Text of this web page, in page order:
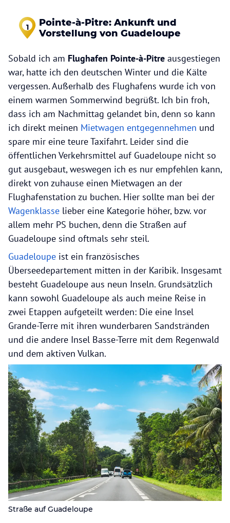
1
Pointe-à-Pitre: Ankunft und
Vorstellung von Guadeloupe
Straße auf Guadeloupe
Sobald ich am Flughafen Pointe-à-Pitre ausgestiegen
war, hatte ich den deutschen Winter und die Kälte
vergessen. Außerhalb des Flughafens wurde ich von
einem warmen Sommerwind begrüßt. Ich bin froh,
dass ich am Nachmittag gelandet bin, denn so kann
ich direkt meinen Mietwagen entgegennehmen und
spare mir eine teure Taxifahrt. Leider sind die
öffentlichen Verkehrsmittel auf Guadeloupe nicht so
gut ausgebaut, weswegen ich es nur empfehlen kann,
direkt von zuhause einen Mietwagen an der
Flughafenstation zu buchen. Hier sollte man bei der
Wagenklasse lieber eine Kategorie höher, bzw. vor
allem mehr PS buchen, denn die Straßen auf
Guadeloupe sind oftmals sehr steil.
Guadeloupe ist ein französisches
Überseedepartement mitten in der Karibik. Insgesamt
besteht Guadeloupe aus neun Inseln. Grundsätzlich
kann sowohl Guadeloupe als auch meine Reise in
zwei Etappen aufgeteilt werden: Die eine Insel
Grande-Terre mit ihren wunderbaren Sandstränden
und die andere Insel Basse-Terre mit dem Regenwald
und dem aktiven Vulkan.